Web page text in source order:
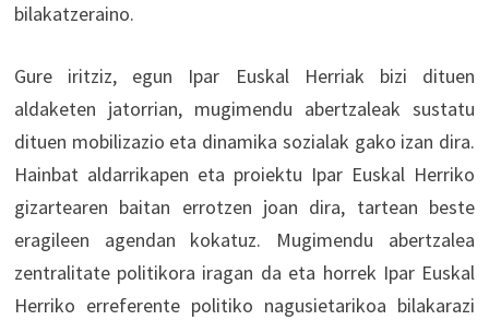
bilakatzeraino.
Gure iritziz, egun Ipar Euskal Herriak bizi dituen
aldaketen jatorrian, mugimendu abertzaleak sustatu
dituen mobilizazio eta dinamika sozialak gako izan dira.
Hainbat aldarrikapen eta proiektu Ipar Euskal Herriko
gizartearen baitan errotzen joan dira, tartean beste
eragileen agendan kokatuz. Mugimendu abertzalea
zentralitate politikora iragan da eta horrek Ipar Euskal
Herriko erreferente politiko nagusietarikoa bilakarazi